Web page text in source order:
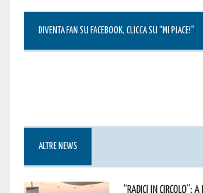
DIVENTA FAN SU FACEBOOK, CLICCA SU “MI PIACE!”
ALTRE NEWS
“Radici in Circolo”: